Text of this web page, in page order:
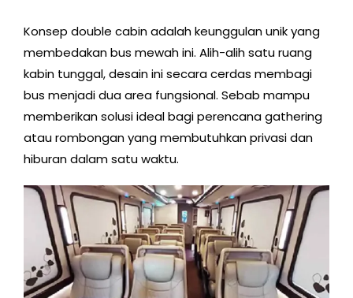
Konsep double cabin adalah keunggulan unik yang
membedakan bus mewah ini. Alih-alih satu ruang
kabin tunggal, desain ini secara cerdas membagi
bus menjadi dua area fungsional. Sebab mampu
memberikan solusi ideal bagi perencana gathering
atau rombongan yang membutuhkan privasi dan
hiburan dalam satu waktu.